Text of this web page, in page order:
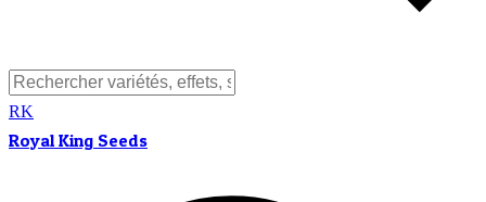
RK
Royal King Seeds